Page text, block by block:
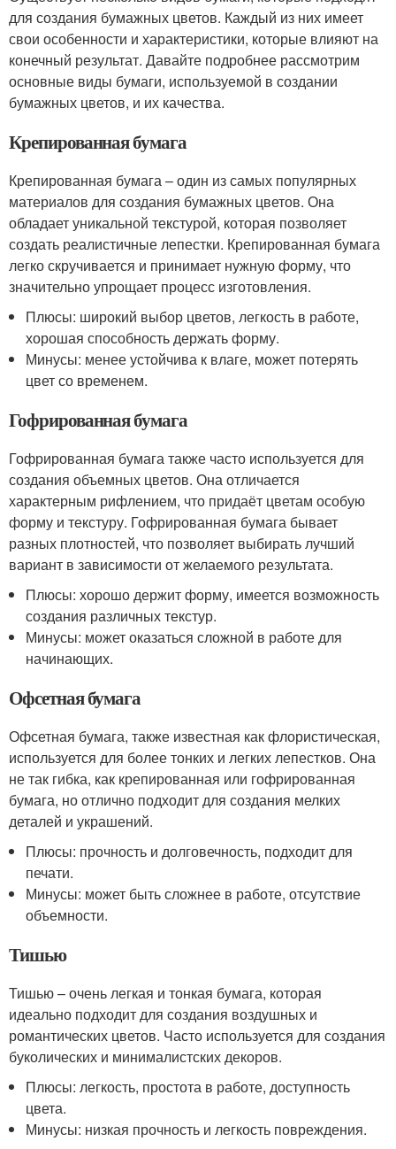
для создания бумажных цветов. Каждый из них имеет
свои особенности и характеристики, которые влияют на
конечный результат. Давайте подробнее рассмотрим
основные виды бумаги, используемой в создании
бумажных цветов, и их качества.
Крепированная бумага
Крепированная бумага – один из самых популярных
материалов для создания бумажных цветов. Она
обладает уникальной текстурой, которая позволяет
создать реалистичные лепестки. Крепированная бумага
легко скручивается и принимает нужную форму, что
значительно упрощает процесс изготовления.
Плюсы: широкий выбор цветов, легкость в работе,
хорошая способность держать форму.
Минусы: менее устойчива к влаге, может потерять
цвет со временем.
Гофрированная бумага
Гофрированная бумага также часто используется для
создания объемных цветов. Она отличается
характерным рифлением, что придаёт цветам особую
форму и текстуру. Гофрированная бумага бывает
разных плотностей, что позволяет выбирать лучший
вариант в зависимости от желаемого результата.
Плюсы: хорошо держит форму, имеется возможность
создания различных текстур.
Минусы: может оказаться сложной в работе для
начинающих.
Офсетная бумага
Офсетная бумага, также известная как флористическая,
используется для более тонких и легких лепестков. Она
не так гибка, как крепированная или гофрированная
бумага, но отлично подходит для создания мелких
деталей и украшений.
Плюсы: прочность и долговечность, подходит для
печати.
Минусы: может быть сложнее в работе, отсутствие
объемности.
Тишью
Тишью – очень легкая и тонкая бумага, которая
идеально подходит для создания воздушных и
романтических цветов. Часто используется для создания
буколических и минималистских декоров.
Плюсы: легкость, простота в работе, доступность
цвета.
Минусы: низкая прочность и легкость повреждения.